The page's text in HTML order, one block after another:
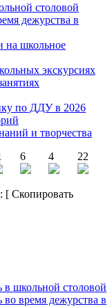
столовой
дежурства в
на школьное
экскурсиях
по ДДУ в 2026
и творчества
6 4 22
[ Скопировать
в школьной столовой
во время дежурства в